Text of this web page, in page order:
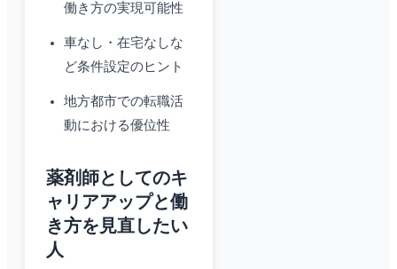
働き方の実現可能性
車なし・在宅なしな
ど条件設定のヒント
地方都市での転職活
動における優位性
薬剤師としてのキ
ャリアアップと働
き方を見直したい
人